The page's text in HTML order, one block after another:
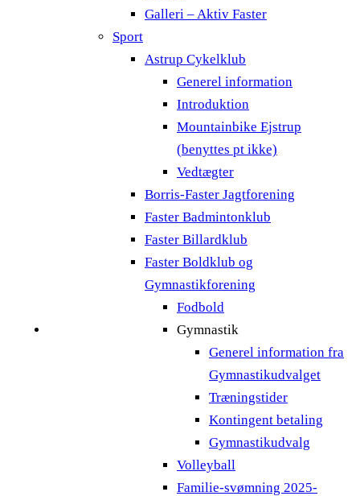
Galleri – Aktiv Faster
Sport
Astrup Cykelklub
Generel information
Introduktion
Mountainbike Ejstrup
(benyttes pt ikke)
Vedtægter
Borris-Faster Jagtforening
Faster Badmintonklub
Faster Billardklub
Faster Boldklub og
Gymnastikforening
Fodbold
Gymnastik
Generel information fra
Gymnastikudvalget
Træningstider
Kontingent betaling
Gymnastikudvalg
Volleyball
Familie-svømning 2025-